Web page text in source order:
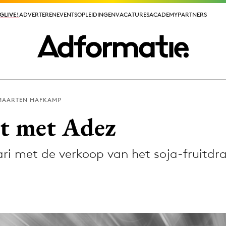
ADVERTERENEVENTSOPLEIDINGENVACATURESACADEMYPARTNERS
ADVERTERENEVENTSOPLEIDINGENVACATURESACADEMYPARTNERS
PR
HAFKAMP
met Adez
met de verkoop van het soja-